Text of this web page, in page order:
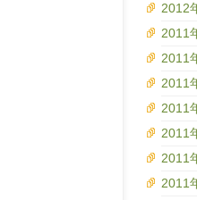
2012
2011
2011
2011
2011
2011
2011
2011